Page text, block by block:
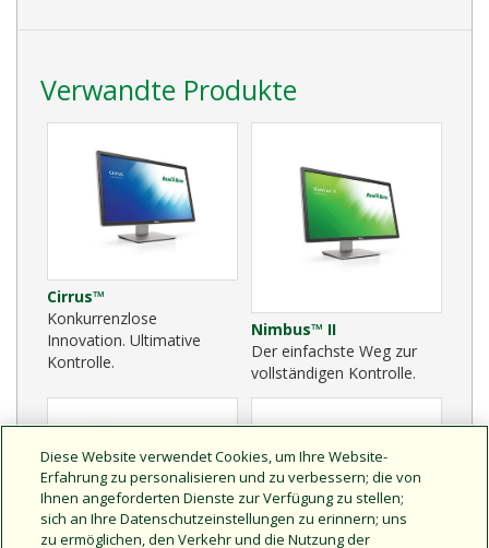
Verwandte Produkte
Cirrus™
Konkurrenzlose
Innovation. Ultimative
Kontrolle.
Nimbus™ II
Der einfachste Weg zur
vollständigen Kontrolle.
Diese Website verwendet Cookies, um Ihre Website-
Erfahrung zu personalisieren und zu verbessern; die von
Ihnen angeforderten Dienste zur Verfügung zu stellen;
sich an Ihre Datenschutzeinstellungen zu erinnern; uns
zu ermöglichen, den Verkehr und die Nutzung der